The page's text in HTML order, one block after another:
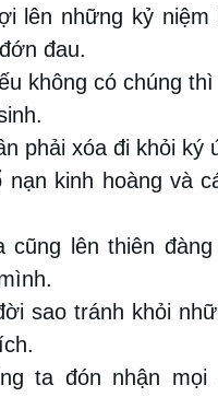
lên những kỷ niệm
đau.
không có chúng
phải xóa đi khỏi ký
nạn kinh hoàng và
cũng lên thiên
sao tránh khỏi
ta đón nhận